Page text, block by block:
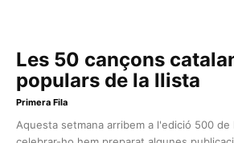
Les 50 cançons
populars de la llista
Primera Fila
Aquesta setmana arribem a l'edició 500 de